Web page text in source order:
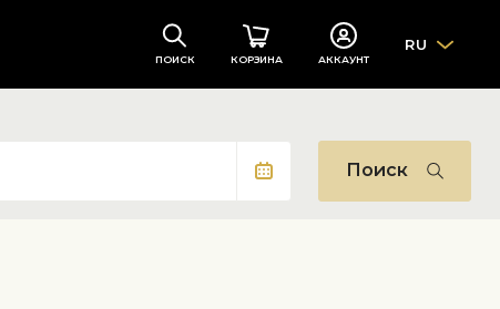
ПОИСК КОРЗИНА АККАУНТ
RU
Поиск